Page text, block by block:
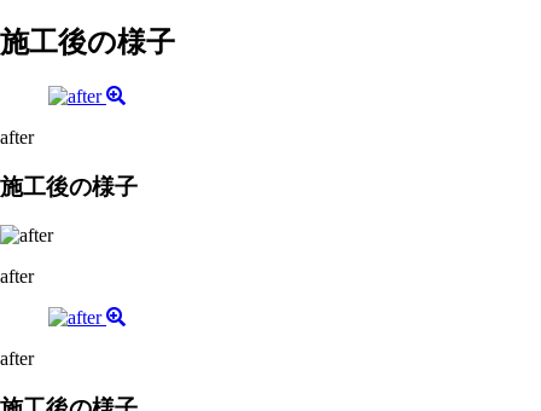
施工後の様子
after
施工後の様子
after
after